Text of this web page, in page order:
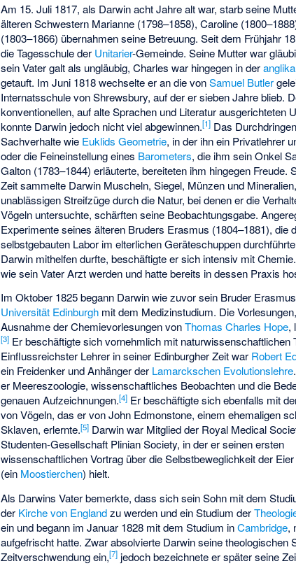
Am 15. Juli 1817, als Darwin acht Jahre alt war, starb seine
älteren Schwestern Marianne (1798–1858), Caroline
(1803–1866) übernahmen seine Betreuung. Seit dem Frühjahr
die Tagesschule der Unitarier-Gemeinde. Seine Mutter war
sein Vater galt als ungläubig, Charles war hingegen in der
getauft. Im Juni 1818 wechselte er an die vonSamuel Butler
Internatsschule von Shrewsbury, auf der er sieben Jahre blieb.
konventionellen, auf alte Sprachen und Literatur ausgerichteten
konnte Darwin jedoch nicht viel abgewinnen.[1] Das
Sachverhalte wie Euklids Geometrie, in der ihn ein Privatlehrer
oder die Feineinstellung eines Barometers, die ihm sein Onkel
Galton (1783–1844) erläuterte, bereiteten ihm hingegen Freude.
Zeit sammelte Darwin Muscheln, Siegel, Münzen und
unablässigen Streifzüge durch die Natur, bei denen er die
Vögeln untersuchte, schärften seine Beobachtungsgabe.
Experimente seines älteren Bruders Erasmus (1804–1881), die
selbstgebauten Labor im elterlichen Geräteschuppen
Darwin mithelfen durfte, beschäftigte er sich intensiv mit
wie sein Vater Arzt werden und hatte bereits in dessen Praxis
Im Oktober 1825 begann Darwin wie zuvor sein Bruder
Universität Edinburgh mit dem Medizinstudium. Die
Ausnahme der Chemievorlesungen vonThomas Charles Hope,
[3] Er beschäftigte sich vornehmlich mit naturwissenschaftlichen
Einflussreichster Lehrer in seiner Edinburgher Zeit war Robert
ein Freidenker und Anhänger der Lamarckschen Evolutionslehre
er Meereszoologie, wissenschaftliches Beobachten und die
genauen Aufzeichnungen.[4] Er beschäftigte sich ebenfalls mit
von Vögeln, das er vonJohn Edmonstone, einem ehemaligen
Sklaven, erlernte.[5] Darwin war Mitglied der Royal Medical
Studenten-Gesellschaft Plinian Society, in der er seinen ersten
wissenschaftlichen Vortrag über die Selbstbeweglichkeit der
(ein Moostierchen) hielt.
Als Darwins Vater bemerkte, dass sich sein Sohn mit dem
der Kirche von Englandzu werden und ein Studium der
ein und begann im Januar 1828 mit dem Studium inCambridge,
aufgefrischt hatte. Zwar absolvierte Darwin seine theologischen
Zeitverschwendung ein,[7] jedoch bezeichnete er später seine